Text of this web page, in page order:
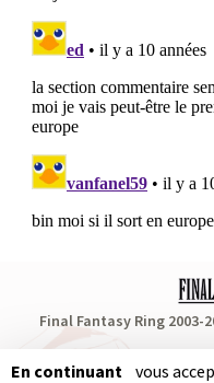
Final Fantasy Ring 2003-
Partenaires
RPG Soluce
En continuant vous